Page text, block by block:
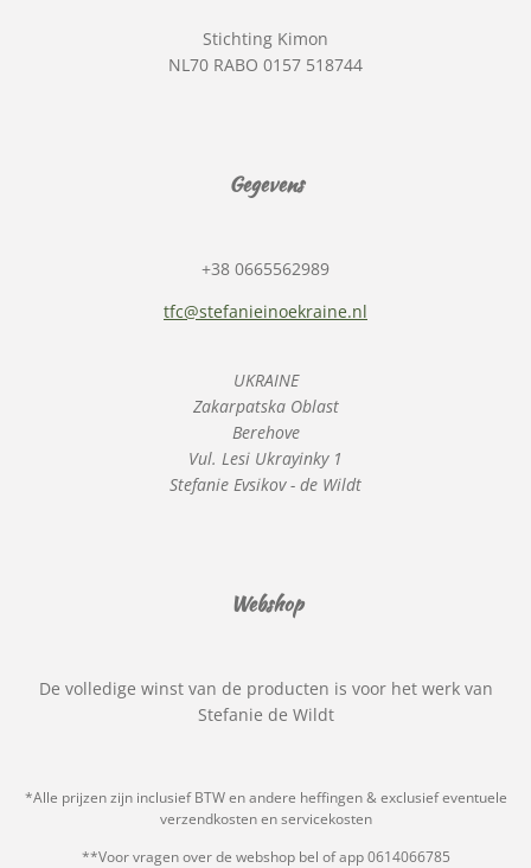
Stichting Kimon
NL70 RABO 0157 518744
Gegevens
+38 0665562989
tfc@stefanieinoekraine.nl
UKRAINE
Zakarpatska Oblast
Berehove
Vul. Lesi Ukrayinky 1
Stefanie Evsikov - de Wildt
Webshop
De volledige winst van de producten is voor het werk van
Stefanie de Wildt
*Alle prijzen zijn inclusief BTW en andere heffingen & exclusief eventuele
verzendkosten en servicekosten
**Voor vragen over de webshop bel of app 0614066785